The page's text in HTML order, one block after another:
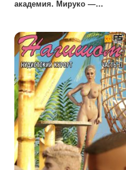
академия. Мируко —